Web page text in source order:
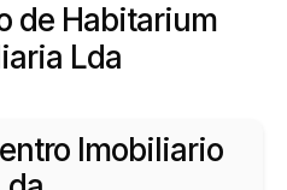
de Habitarium
Lda
Imobiliario